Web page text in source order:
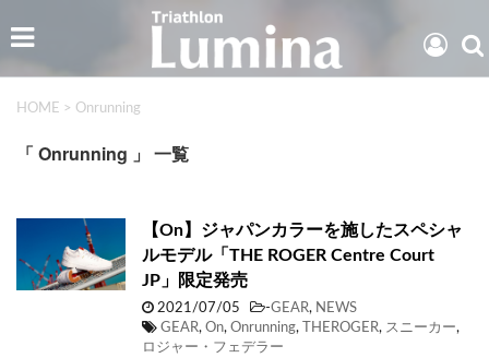
HOME > Onrunning
「 Onrunning 」 一覧
【On】ジャパンカラーを施したスペシャ
ルモデル「THE ROGER Centre Court
JP」限定発売
2021/07/05 -GEAR, NEWS
GEAR, On, Onrunning, THEROGER, スニーカー,
ロジャー・フェデラー